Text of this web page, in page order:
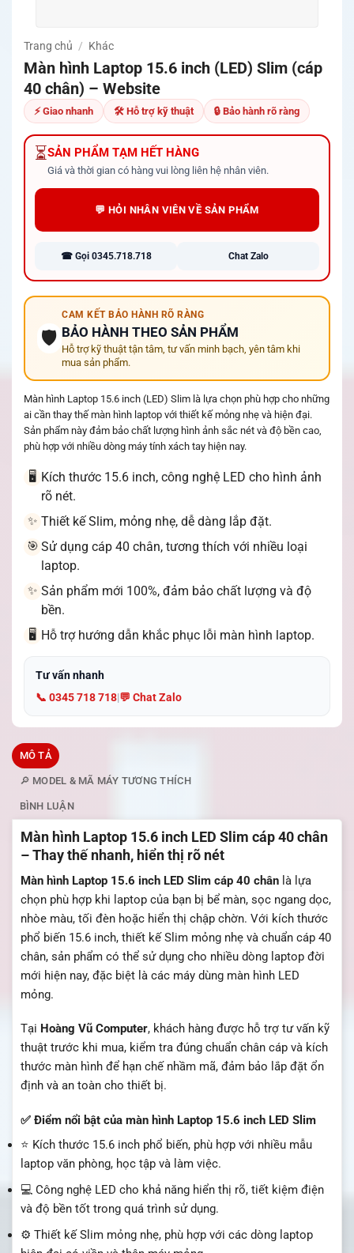
Trang chủ / Khác
Màn hình Laptop 15.6 inch (LED) Slim (cáp
40 chân) – Website
⚡ Giao nhanh 🛠 Hỗ trợ kỹ thuật 🔒 Bảo hành rõ ràng
⏳SẢN PHẨM TẠM HẾT HÀNG
Giá và thời gian có hàng vui lòng liên hệ nhân viên.
💬 HỎI NHÂN VIÊN VỀ SẢN PHẨM
☎ Gọi 0345.718.718 Chat Zalo
🛡️
CAM KẾT BẢO HÀNH RÕ RÀNG
BẢO HÀNH THEO SẢN PHẨM
Hỗ trợ kỹ thuật tận tâm, tư vấn minh bạch, yên tâm khi
mua sản phẩm.
Màn hình Laptop 15.6 inch (LED) Slim là lựa chọn phù hợp cho những
ai cần thay thế màn hình laptop với thiết kế mỏng nhẹ và hiện đại.
Sản phẩm này đảm bảo chất lượng hình ảnh sắc nét và độ bền cao,
phù hợp với nhiều dòng máy tính xách tay hiện nay.
🖥️ Kích thước 15.6 inch, công nghệ LED cho hình ảnh
rõ nét.
✨ Thiết kế Slim, mỏng nhẹ, dễ dàng lắp đặt.
🎯 Sử dụng cáp 40 chân, tương thích với nhiều loại
laptop.
✨ Sản phẩm mới 100%, đảm bảo chất lượng và độ
bền.
🖥️ Hỗ trợ hướng dẫn khắc phục lỗi màn hình laptop.
Tư vấn nhanh
📞 0345 718 718|💬 Chat Zalo
MÔ TẢ
🔎 MODEL & MÃ MÁY TƯƠNG THÍCH
BÌNH LUẬN
Màn hình Laptop 15.6 inch LED Slim cáp 40 chân
– Thay thế nhanh, hiển thị rõ nét
Màn hình Laptop 15.6 inch LED Slim cáp 40 chân là lựa
chọn phù hợp khi laptop của bạn bị bể màn, sọc ngang dọc,
nhòe màu, tối đèn hoặc hiển thị chập chờn. Với kích thước
phổ biến 15.6 inch, thiết kế Slim mỏng nhẹ và chuẩn cáp 40
chân, sản phẩm có thể sử dụng cho nhiều dòng laptop đời
mới hiện nay, đặc biệt là các máy dùng màn hình LED
mỏng.
Tại Hoàng Vũ Computer, khách hàng được hỗ trợ tư vấn kỹ
thuật trước khi mua, kiểm tra đúng chuẩn chân cáp và kích
thước màn hình để hạn chế nhầm mã, đảm bảo lắp đặt ổn
định và an toàn cho thiết bị.
✅ Điểm nổi bật của màn hình Laptop 15.6 inch LED Slim
⭐ Kích thước 15.6 inch phổ biến, phù hợp với nhiều mẫu
laptop văn phòng, học tập và làm việc.
💻 Công nghệ LED cho khả năng hiển thị rõ, tiết kiệm điện
và độ bền tốt trong quá trình sử dụng.
⚙️ Thiết kế Slim mỏng nhẹ, phù hợp với các dòng laptop